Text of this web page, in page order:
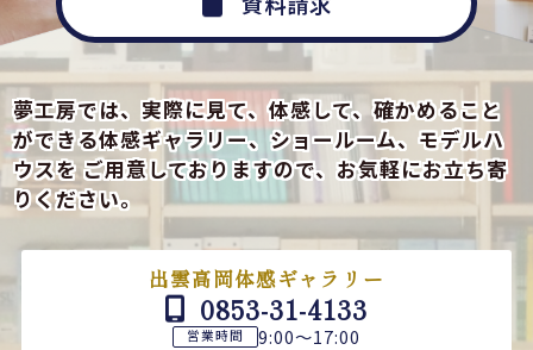
夢工房では、実際に見て、体感して、確かめること
ができる体感ギャラリー、ショールーム、モデルハ
ウスをご用意しておりますので、お気軽にお立ち寄
りください。
出雲高岡体感ギャラリー
0853-31-4133
営業時間 9:00～17:00